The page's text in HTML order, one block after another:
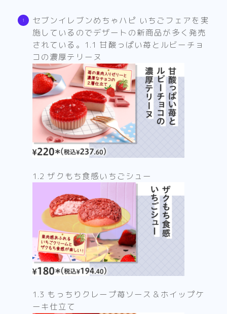
セブンイレブンめちゃハピ いちごフェアを実
施しているのでデザートの新商品が多く発売
されている。1.1 甘酸っぱい苺とルビーチョ
コの濃厚テリーヌ
1.2 ザクもち食感いちごシュー
1.3 もっちりクレープ苺ソース＆ホイップケ
ーキ仕立て